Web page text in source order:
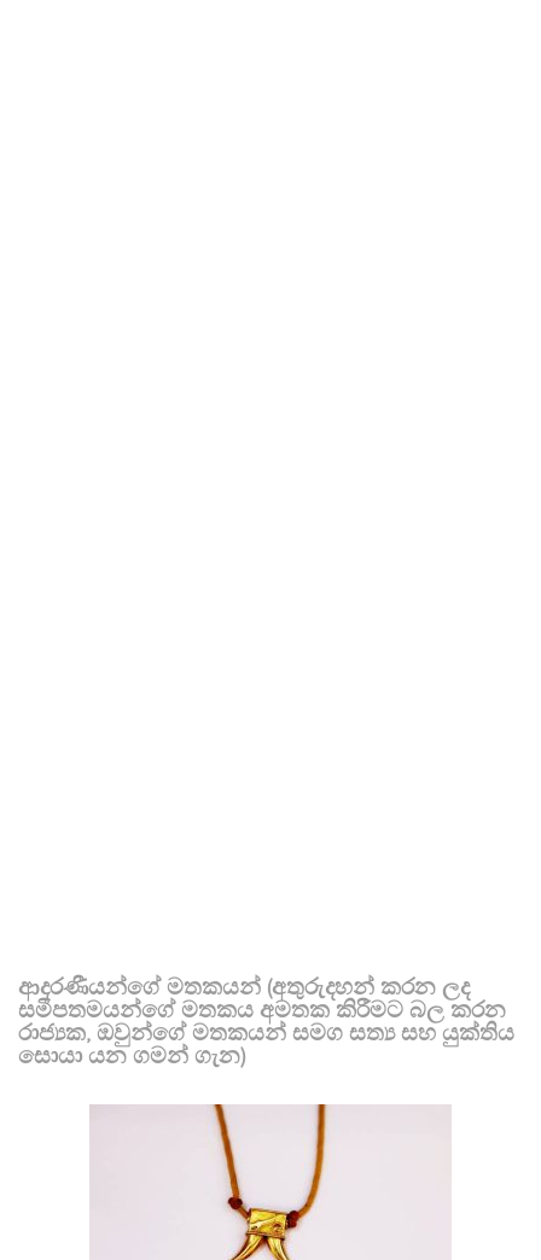
ආදරණීයන්ගේ මතකයන් (අතුරුදහන් කරන ලද
සමීපතමයන්ගේ මතකය අමතක කිරීමට බල කරන
රාජ්‍යක, ඔවුන්ගේ මතකයන් සමග සත්‍ය සහ යුක්තිය
සොයා යන ගමන් ගැන)